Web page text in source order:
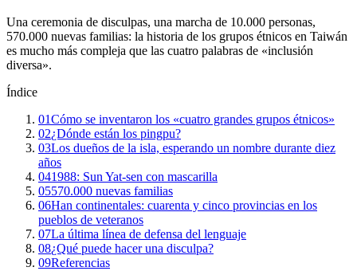
Una ceremonia de disculpas, una marcha de 10.000 personas,
570.000 nuevas familias: la historia de los grupos étnicos en Taiwán
es mucho más compleja que las cuatro palabras de «inclusión
diversa».
Índice
01Cómo se inventaron los «cuatro grandes grupos étnicos»
02¿Dónde están los pingpu?
03Los dueños de la isla, esperando un nombre durante diez
años
041988: Sun Yat-sen con mascarilla
05570.000 nuevas familias
06Han continentales: cuarenta y cinco provincias en los
pueblos de veteranos
07La última línea de defensa del lenguaje
08¿Qué puede hacer una disculpa?
09Referencias